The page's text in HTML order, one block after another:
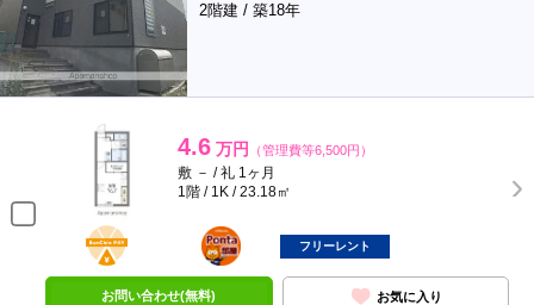
2階建 / 築18年
4.6 万円 （管理費等6,500円）
敷 － / 礼 1ヶ月
1階 / 1K / 23.18㎡
BunChinPAY
ポンタ
部屋
フリーレント
お問い合わせ(無料) お気に入り